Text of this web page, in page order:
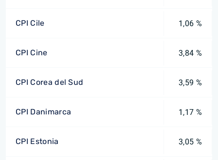
CPI Cile 1,06 %
CPI Cine 3,84 %
CPI Corea del Sud 3,59 %
CPI Danimarca 1,17 %
CPI Estonia 3,05 %